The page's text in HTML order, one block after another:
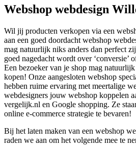
Webshop webdesign
Wil jij producten verkopen via een
aan een goed doordacht webshop
mag natuurlijk niks anders dan perfect
goed nagedacht wordt over ‘conversie’
Een bezoeker van je shop mag
kopen! Onze aangesloten webshop
hebben ruime ervaring met meertalige
webdesigners jouw webshop koppelen
vergelijk.nl en Google shopping. Ze
online e-commerce strategie te bevaren!
Bij het laten maken van een webshop
raden we aan om het volgende mee te